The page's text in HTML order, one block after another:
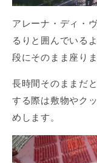
アレーナ・ディ・
るりと囲んでいる
段にそのまま座りま
長時間そのままだ
する際は敷物やク
めします。